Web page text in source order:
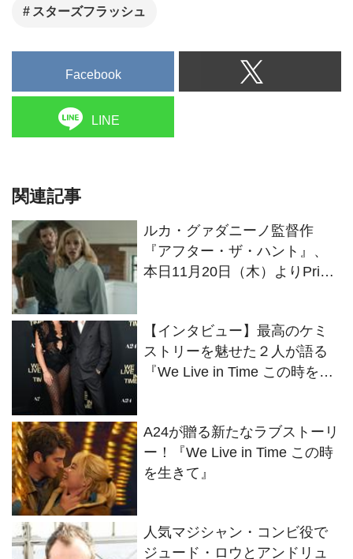
スターズフラッシュ
Facebook
LINE
関連記事
ルカ・グァダニーノ監督作
『アフター・ザ・ハント』、
本日11月20日（木）よりPrime
【インタビュー】最高のケミ
ストリーを魅せた２人が語る
『We Live in Time この時を生
A24が贈る新たなラブストーリ
ー！『We Live in Time この時
を生きて』
人気マジシャン・コンビ役で
ジュード・ロウとアンドリュ